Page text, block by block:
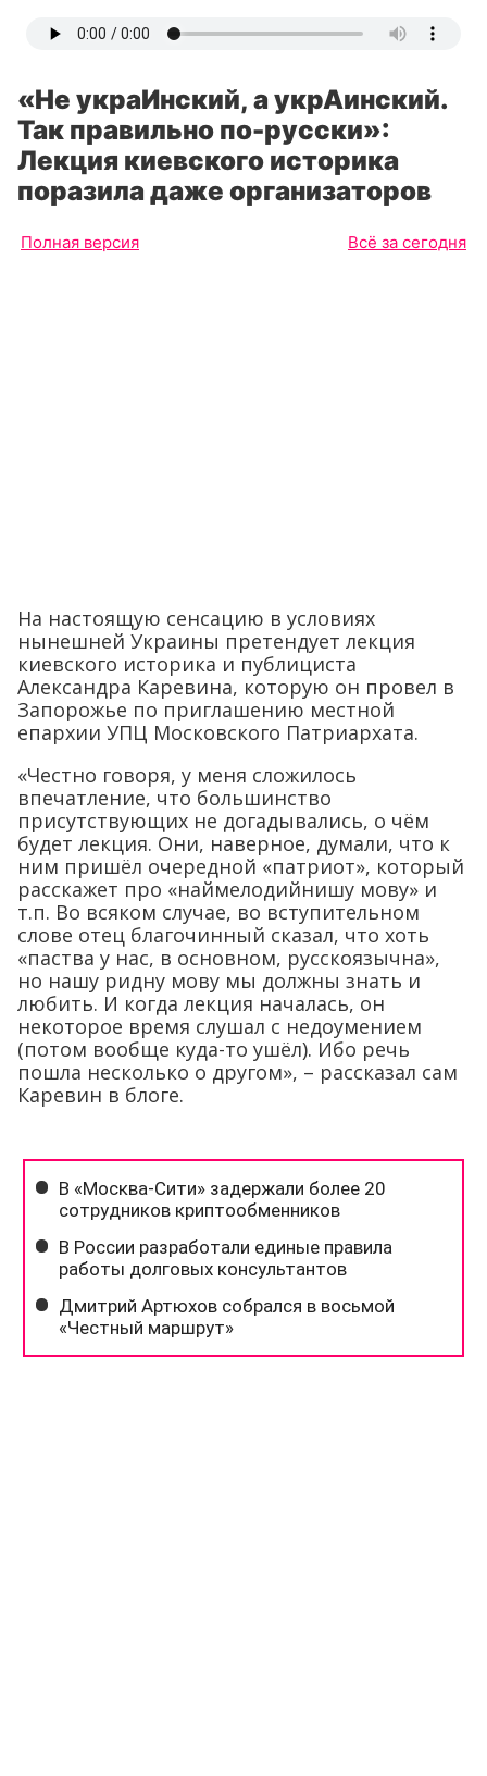
«Не украИнский, а укрАинский.
Так правильно по-русски»:
Лекция киевского историка
поразила даже организаторов
Полная версия Всё за сегодня
На настоящую сенсацию в условиях
нынешней Украины претендует лекция
киевского историка и публициста
Александра Каревина, которую он провел в
Запорожье по приглашению местной
епархии УПЦ Московского Патриархата.
«Честно говоря, у меня сложилось
впечатление, что большинство
присутствующих не догадывались, о чём
будет лекция. Они, наверное, думали, что к
ним пришёл очередной «патриот», который
расскажет про «наймелодийнишу мову» и
т.п. Во всяком случае, во вступительном
слове отец благочинный сказал, что хоть
«паства у нас, в основном, русскоязычна»,
но нашу ридну мову мы должны знать и
любить. И когда лекция началась, он
некоторое время слушал с недоумением
(потом вообще куда-то ушёл). Ибо речь
пошла несколько о другом», – рассказал сам
Каревин в блоге.